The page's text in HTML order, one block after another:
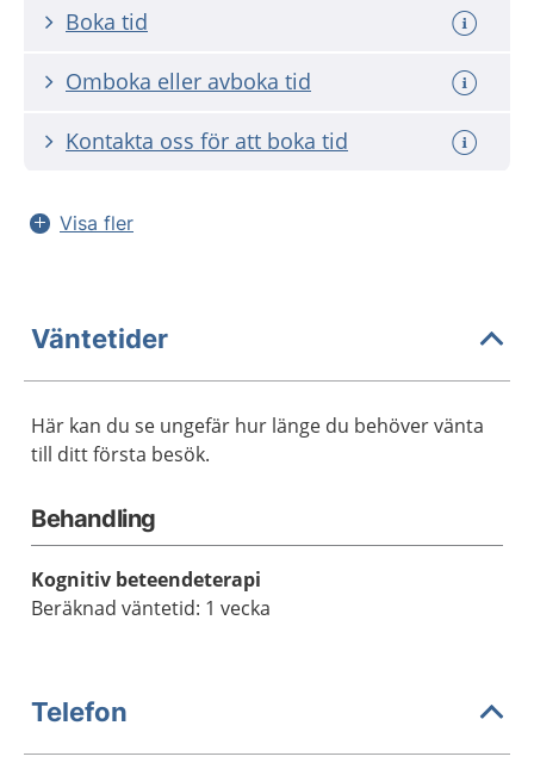
Boka tid
Omboka eller avboka tid
Kontakta oss för att boka tid
Visa fler
Väntetider
Här kan du se ungefär hur länge du behöver vänta
till ditt första besök.
Behandling
Kognitiv beteendeterapi
Beräknad väntetid: 1 vecka
Telefon